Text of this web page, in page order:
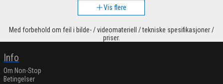
Vis flere
Med forbehold om feil i bilde- / videomateriell / tekniske spesifikasjoner /
priser.
Info
Om Non-Stop
Betingelser